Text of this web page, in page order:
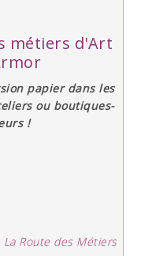
métiers d'Art
papier dans les
ou boutiques-
!
Route des Métiers